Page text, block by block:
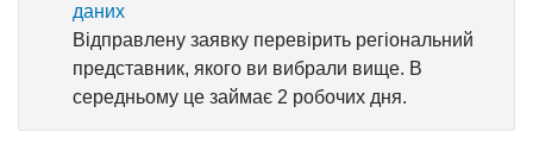
даних
Відправлену ​​заявку перевірить регіональний
представник, якого ви вибрали вище. В
середньому це займає 2 робочих дня.